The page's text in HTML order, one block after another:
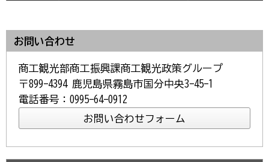
お問い合わせ
商工観光部商工振興課商工観光政策グループ
〒899-4394 鹿児島県霧島市国分中央3-45-1
電話番号：0995-64-0912